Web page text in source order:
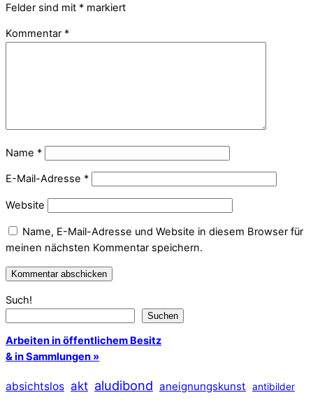
Felder sind mit * markiert
Kommentar *
Name *
E-Mail-Adresse *
Website
Name, E-Mail-Adresse und Website in diesem Browser für
meinen nächsten Kommentar speichern.
Such!
Suchen
Arbeiten in öffentlichem Besitz
& in Sammlungen »
absichtslos akt aludibond aneignungskunst antibilder